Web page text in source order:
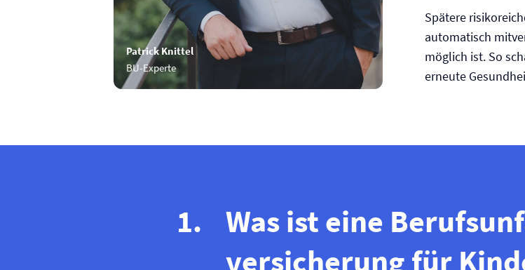
Patrick Knittel
BU-Experte
Spätere
automatisch
möglich ist. So
erneute
Was ist eine
versicherung für